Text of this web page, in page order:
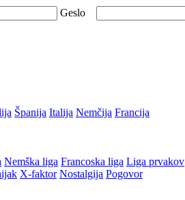
Geslo
Španija Italija Nemčija Francija
Nemška liga Francoska liga Liga prvakov
X-faktor Nostalgija Pogovor